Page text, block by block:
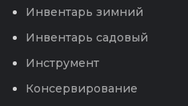
Инвентарь зимний
Инвентарь садовый
Инструмент
Консервирование